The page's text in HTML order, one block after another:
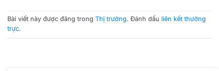
Bài viết này được đăng trong Thị trường. Đánh dấu liên kết thường
trực.